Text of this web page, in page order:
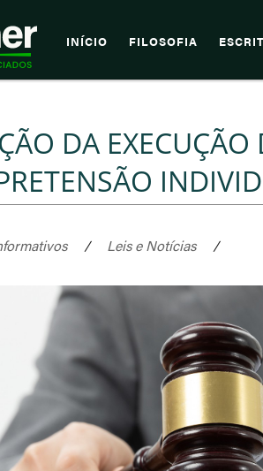
INÍCIO FILOSOFIA
DA
/ Leis e Notícias /